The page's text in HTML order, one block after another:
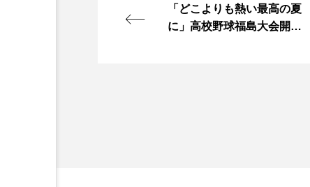
「どこよりも熱い最高の夏
に」高校野球福島大会開幕